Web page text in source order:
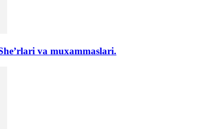
va muxammaslari.